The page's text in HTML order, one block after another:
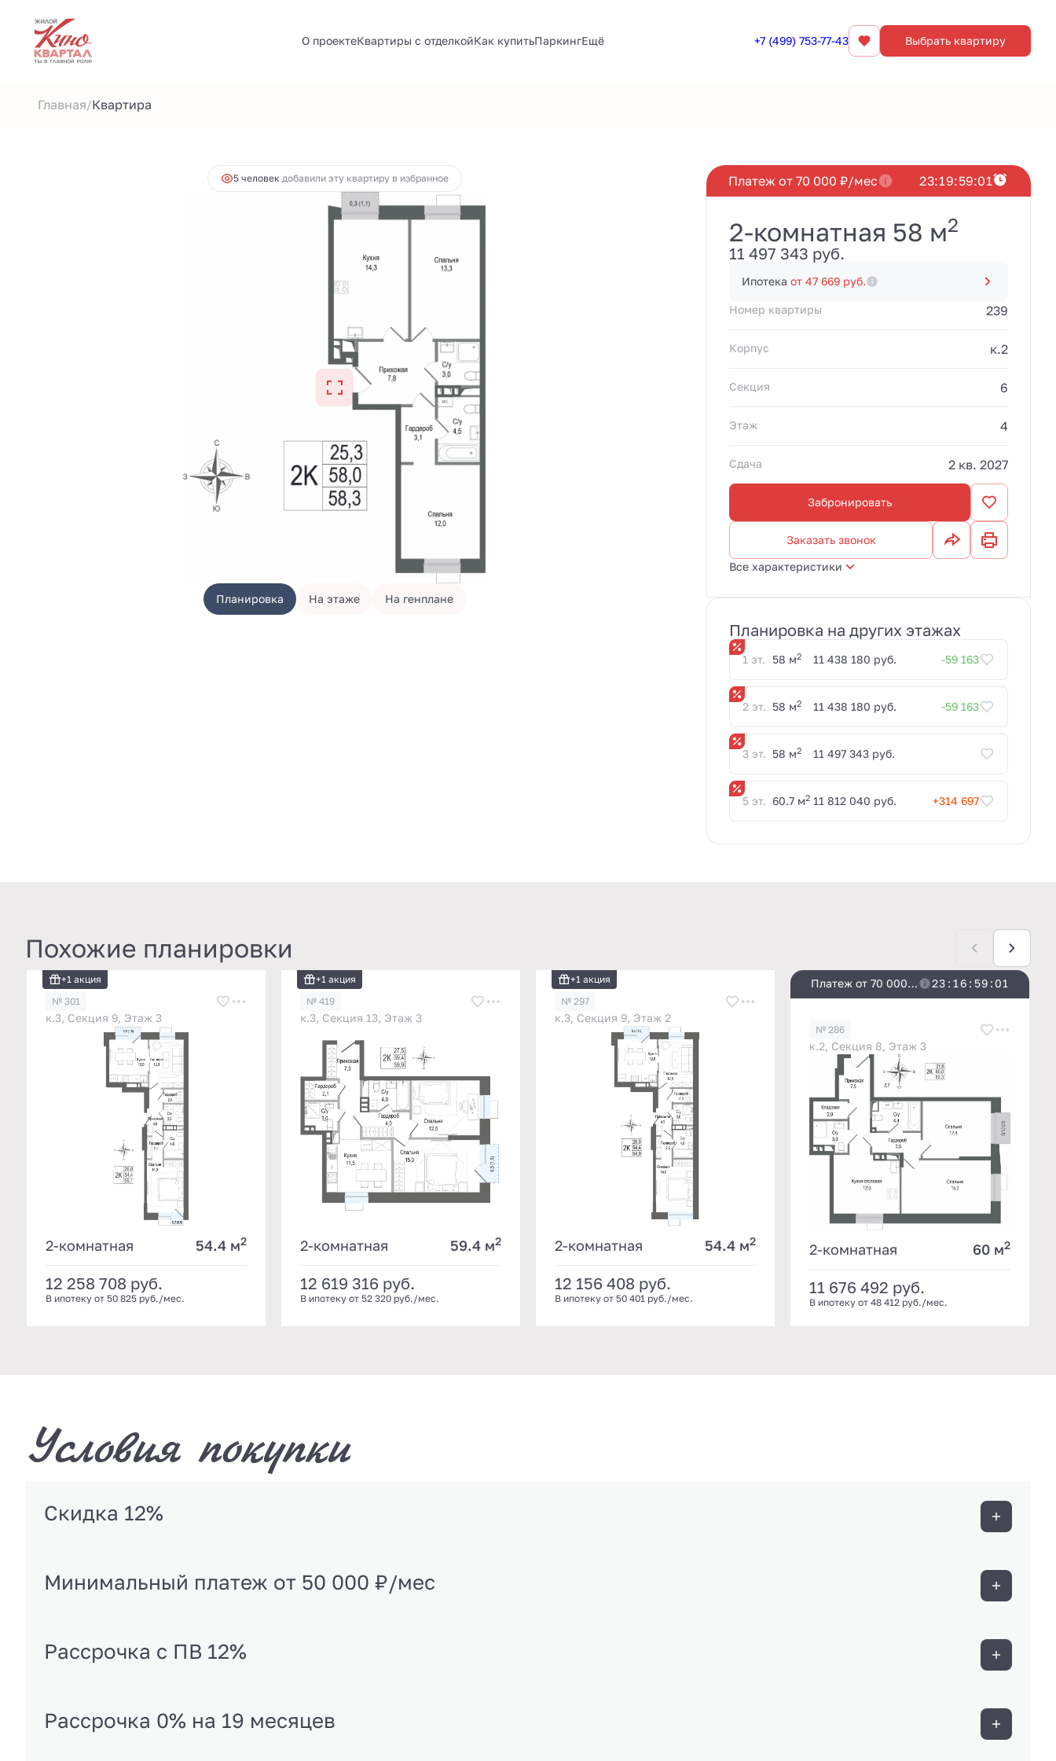
О проектеКвартиры с отделкойКак купитьПаркингЕщё +7 (499) 753-77-43 Выбрать квартиру
Главная/Квартира
2-комнатная58 м
5 человек добавили эту квартиру в избранное
Планировка На этаже На генплане
Платеж от 70 000 ₽/мес 23:19:59:01
2-комнатная 58 м2
11 497 343 руб.
Ипотека от 47 669 руб.
Номер квартиры 239
Корпус к.2
Секция 6
Этаж 4
Сдача 2 кв. 2027
Забронировать
Заказать звонок
Все характеристики
Планировка на других этажах
1 эт. 58 м2 11 438 180 руб. -59 163
2 эт. 58 м2 11 438 180 руб. -59 163
3 эт. 58 м2 11 497 343 руб.
5 эт. 60.7 м2 11 812 040 руб. +314 697
Похожие планировки
+1 акция
№ 301
к.3, Секция 9, Этаж 3
2-комнатная 54.4 м2
12 258 708 руб.
В ипотеку от 50 825 руб./мес.
+1 акция
№ 419
к.3, Секция 13, Этаж 3
2-комнатная 59.4 м2
12 619 316 руб.
В ипотеку от 52 320 руб./мес.
+1 акция
№ 297
к.3, Секция 9, Этаж 2
2-комнатная 54.4 м2
12 156 408 руб.
В ипотеку от 50 401 руб./мес.
Платеж от 70 000
23 : 16 : 59 :00
№ 286
к.2, Секция 8, Этаж 3
2-комнатная 60 м2
11 676 492 руб.
В ипотеку от 48 412 руб./мес.
Условия покупки
Скидка 12%
Минимальный платеж от 50 000 ₽/мес
Рассрочка с ПВ 12%
Рассрочка 0% на 19 месяцев